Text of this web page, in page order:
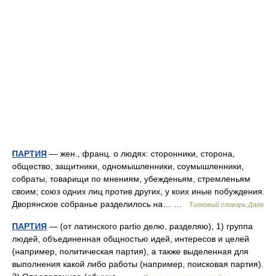
ПАРТИЯ — жен., франц. о людях: сторонники, сторона,
общество, защитники, одномышленники, соумышленники,
собраты, товарищи по мнениям, убежденьям, стремленьям
своим; союз одних лиц против других, у коих иные побуждения.
Дворянское собранье разделилось на… …
Толковый словарь Даля
ПАРТИЯ — (от латинского partio делю, разделяю), 1) группа
людей, объединенная общностью идей, интересов и целей
(например, политическая партия), а также выделенная для
выполнения какой либо работы (например, поисковая партия).